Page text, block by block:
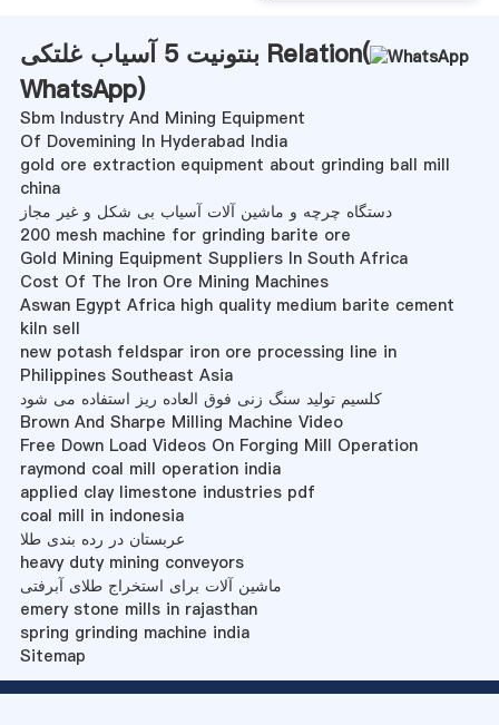
بنتونیت 5 آسیاب غلتکی Relation(
WhatsApp)
Sbm Industry And Mining Equipment
Of Dovemining In Hyderabad India
gold ore extraction equipment about grinding ball mill
china
دستگاه چرچه و ماشین آلات آسیاب بی شکل و غیر مجاز
200 mesh machine for grinding barite ore
Gold Mining Equipment Suppliers In South Africa
Cost Of The Iron Ore Mining Machines
Aswan Egypt Africa high quality medium barite cement
kiln sell
new potash feldspar iron ore processing line in
Philippines Southeast Asia
کلسیم تولید سنگ زنی فوق العاده ریز استفاده می شود
Brown And Sharpe Milling Machine Video
Free Down Load Videos On Forging Mill Operation
raymond coal mill operation india
applied clay limestone industries pdf
coal mill in indonesia
عربستان در رده بندی طلا
heavy duty mining conveyors
ماشین آلات برای استخراج طلای آبرفتی
emery stone mills in rajasthan
spring grinding machine india
Sitemap